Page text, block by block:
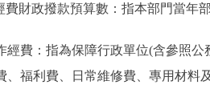
政撥款預算數：指本部門當年部
：指為保障行政單位(含參照公
、福利費、日常維修費、專用材料